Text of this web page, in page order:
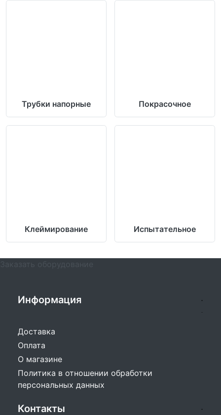
Трубки напорные Покрасочное
Клеймирование Испытательное
Заказать оборудование
Информация
Доставка
Оплата
О магазине
Политика в отношении обработки
персональных данных
Контакты